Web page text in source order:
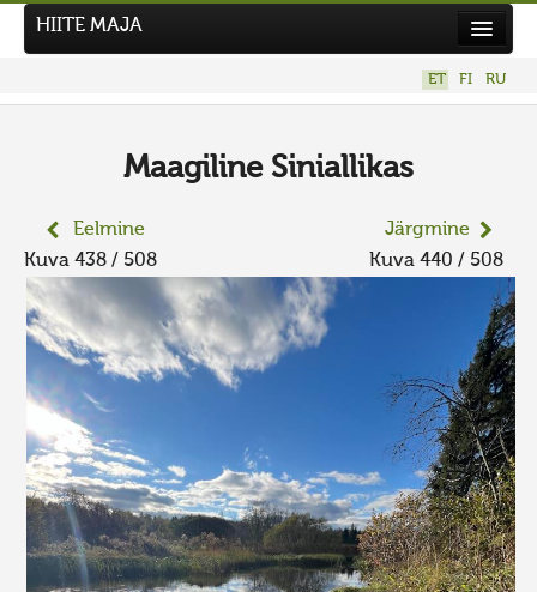
Tegutse
Kuvavõistlused
UUS KUVAVÕISTLUS
Hiite kuvavõistlus 2026
VANEMAD KUVAVÕISTLUSED
Kontakt
HIITE MAJA
ET FI RU
Maagiline Siniallikas
Eelmine
Kuva 438 / 508
Järgmine
Kuva 440 / 508